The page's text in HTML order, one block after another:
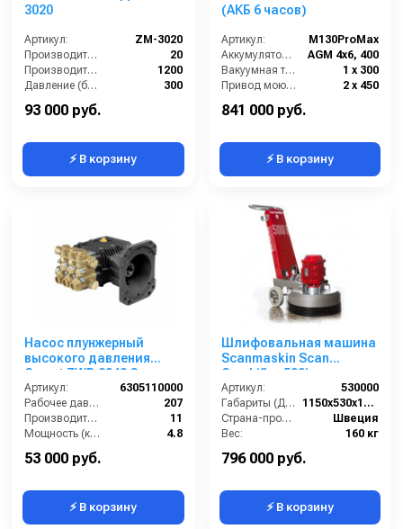
3020
Артикул:
ZM-3020
Производительность (л/мин):
20
Производительность (л/ч):
1200
Давление (бар):
300
93 000 руб.
⚡ В корзину
(АКБ 6 часов)
Артикул:
М130ProMax
Аккумулятор АКБ (В/А·ч):
AGM 4х6, 400
Вакуумная турбина (Вт):
1 х 300
Привод моющих щеток (Вт):
2 х 450
841 000 руб.
⚡ В корзину
Насос плунжерный
высокого давления
Comet ZWD 3040 G
(11/207) 3400 об/мин.Ø
1”п.в.
Артикул:
6305110000
Рабочее давление (бар):
207
Производительность (л/мин):
11
Мощность (кВт):
4.8
Обороты двигателя (об/мин):
53 000 руб.
⚡ В корзину
Шлифовальная машина
Scanmaskin Scan
Combiflex 500i
Артикул:
530000
Габариты (ДхШхВ):
1150х530х1100
Страна-производитель:
Швеция
Вес:
160 кг
796 000 руб.
⚡ В корзину